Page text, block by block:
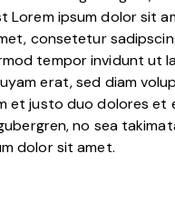
Lorem ipsum dolor sit
consetetur
tempor invidunt ut
erat, sed diam
et justo duo dolores et
no sea
dolor sit amet.